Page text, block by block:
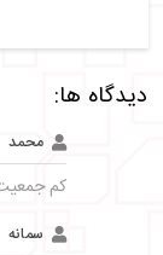
دیدگاه ها:
محمد
کم
سمانه